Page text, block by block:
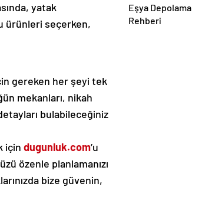
yatak
ürünleri seçerken,
gereken her şeyi tek
mekanları, nikah
bulabileceğiniz
için dugunluk.com’u
özenle planlamanızı
bize güvenin,
Eşya Depolama
Rehberi